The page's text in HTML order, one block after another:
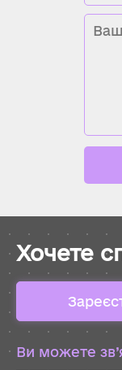
Хочете
Ви можете